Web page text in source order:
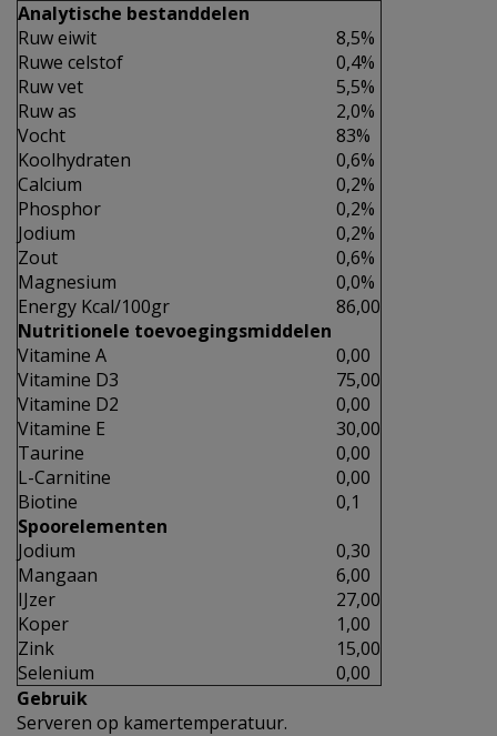
Analytische bestanddelen
Ruw eiwit
8,5%
Ruwe celstof
0,4%
Ruw vet
5,5%
Ruw as
2,0%
Vocht
83%
Koolhydraten
0,6%
Calcium
0,2%
Phosphor
0,2%
Jodium
0,2%
Zout
0,6%
Magnesium
0,0%
Energy Kcal/100gr
86,00
Nutritionele toevoegingsmiddelen
Vitamine A
0,00
Vitamine D3
75,00
Vitamine D2
0,00
Vitamine E
30,00
Taurine
0,00
L-Carnitine
0,00
Biotine
0,1
Spoorelementen
Jodium
0,30
Mangaan
6,00
IJzer
27,00
Koper
1,00
Zink
15,00
Selenium
0,00
Gebruik
Serveren op kamertemperatuur.